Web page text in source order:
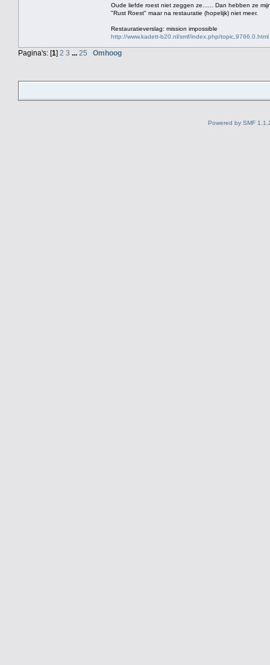
Oude liefde roest niet zeggen ze...... Dan hebben ze
"Rust Roest" maar na restauratie (hopelijk) niet meer.
Restauratieverslag: mission impossible
http://www.kadett-b20.nl/smf/index.php/topic,9766.0.html
Pagina's: [1] 2 3 ... 25 Omhoog
Powered by SMF